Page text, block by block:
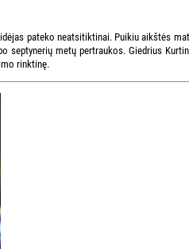
pateko neatsitiktinai. Puikiu aikštės
septynerių metų pertraukos. Giedrius
rinktinę.